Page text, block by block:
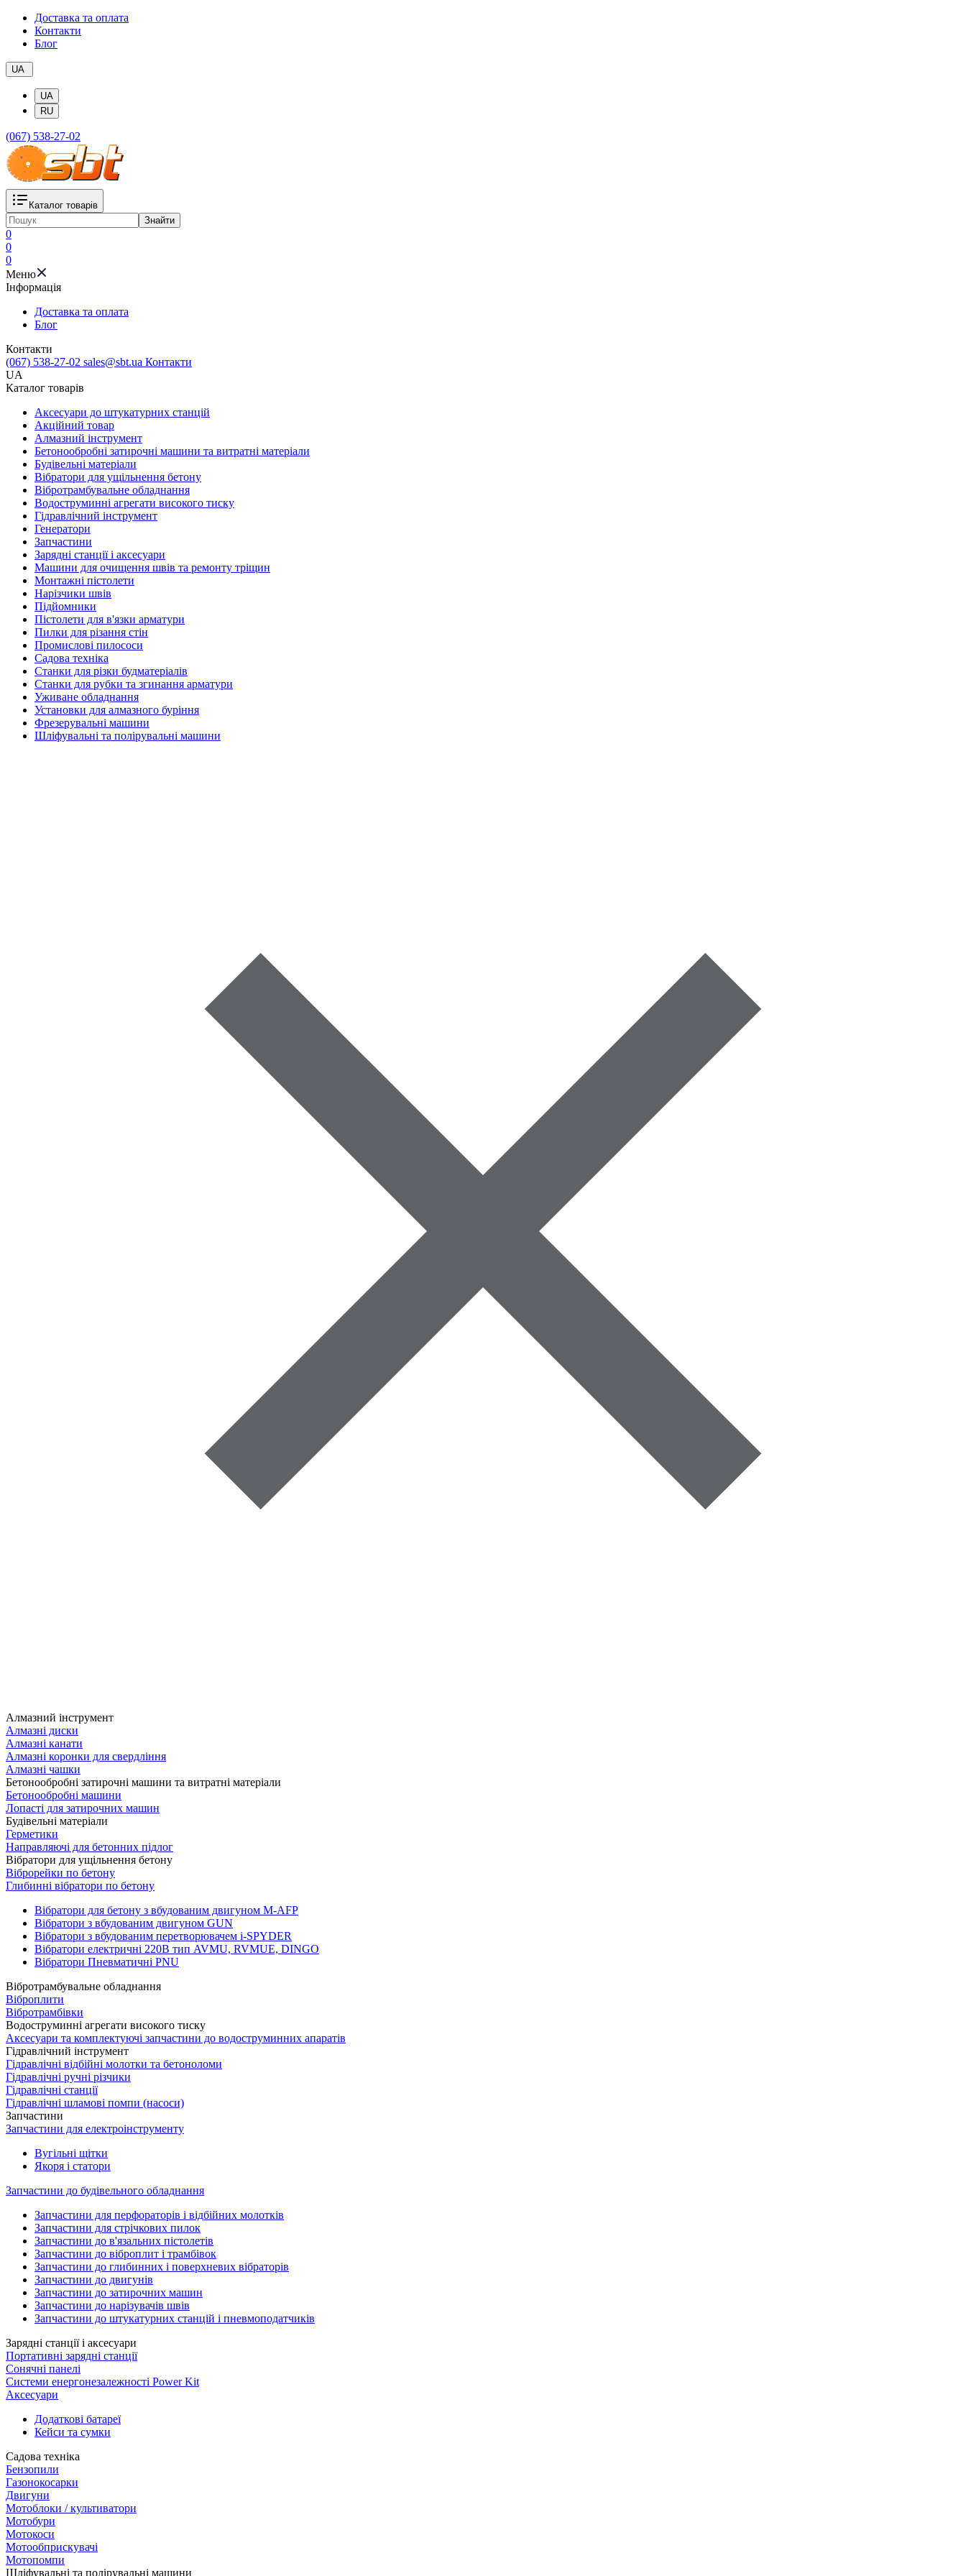
Доставка та оплата
Контакти
Блог
UA
UA
RU
(067) 538-27-02
Каталог товарів
Знайти
0
0
0
Меню
Iнформація
Доставка та оплата
Блог
Контакти
(067) 538-27-02 sales@sbt.ua Контакти
UA
Каталог товарів
Аксесуари до штукатурних станцій
Акційний товар
Алмазний інструмент
Бетонообробні затирочні машини та витратні матеріали
Будівельні матеріали
Вібратори для ущільнення бетону
Вібротрамбувальне обладнання
Водоструминні агрегати високого тиску
Гідравлічний інструмент
Генератори
Запчастини
Зарядні станції і аксесуари
Машини для очищення швів та ремонту тріщин
Монтажні пістолети
Нарізчики швів
Підйомники
Пістолети для в'язки арматури
Пилки для різання стін
Промислові пилососи
Садова техніка
Станки для різки будматеріалів
Станки для рубки та згинання арматури
Уживане обладнання
Установки для алмазного буріння
Фрезерувальні машини
Шліфувальні та полірувальні машини
Алмазний інструмент
Алмазні диски
Алмазні канати
Алмазні коронки для свердління
Алмазні чашки
Бетонообробні затирочні машини та витратні матеріали
Бетонообробні машини
Лопасті для затирочних машин
Будівельні матеріали
Герметики
Направляючі для бетонних підлог
Вібратори для ущільнення бетону
Віброрейки по бетону
Глибинні вібратори по бетону
Вібратори для бетону з вбудованим двигуном M-AFP
Вібратори з вбудованим двигуном GUN
Вібратори з вбудованим перетворювачем i-SPYDER
Вібратори електричні 220B тип AVMU, RVMUE, DINGO
Вібратори Пневматичні PNU
Вібротрамбувальне обладнання
Віброплити
Вібротрамбівки
Водоструминні агрегати високого тиску
Аксесуари та комплектуючі запчастини до водоструминних апаратів
Гідравлічний інструмент
Гідравлічні відбійні молотки та бетоноломи
Гідравлічні ручні різчики
Гідравлічні станції
Гідравлічні шламові помпи (насоси)
Запчастини
Запчастини для електроінструменту
Вугільні щітки
Якоря і статори
Запчастини до будівельного обладнання
Запчастини для перфораторів і відбійних молотків
Запчастини для стрічкових пилок
Запчастини до в'язальних пістолетів
Запчастини до віброплит і трамбівок
Запчастини до глибинних і поверхневих вібраторів
Запчастини до двигунів
Запчастини до затирочних машин
Запчастини до нарізувачів швів
Запчастини до штукатурних станцій і пневмоподатчиків
Зарядні станції і аксесуари
Портативні зарядні станції
Сонячні панелі
Системи енергонезалежності Power Kit
Аксесуари
Додаткові батареї
Кейси та сумки
Садова техніка
Бензопили
Газонокосарки
Двигуни
Мотоблоки / культиватори
Мотобури
Мотокоси
Мотообприскувачі
Мотопомпи
Шліфувальні та полірувальні машини